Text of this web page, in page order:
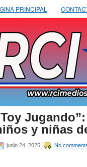
PRINCIPAL
y niñas
junio 24, 2025 No